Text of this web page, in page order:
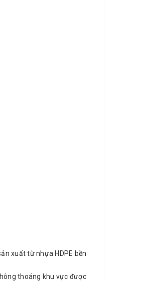
xuất từ nhựa HDPE bền
thoáng khu vực được